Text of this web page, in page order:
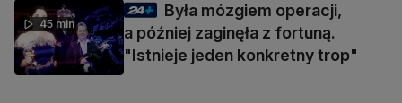
45 min
Była mózgiem operacji,
a później zaginęła z fortuną.
"Istnieje jeden konkretny trop"